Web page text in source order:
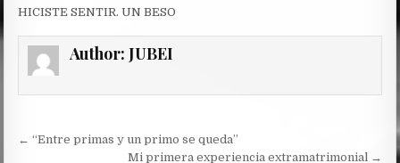
HICISTE SENTIR. UN BESO
Author: JUBEI
Post
← “Entre primas y un primo se queda”
Mi primera experiencia extramatrimonial →